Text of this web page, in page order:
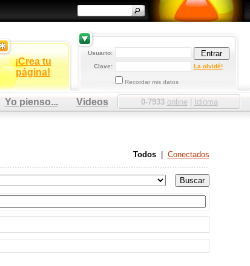
¡Crea tu
página!
Usuario:
Clave:
La olvidé!
Recordar mis datos
Yo pienso... Videos 0-7933 online| Idioma
Todos| Conectados